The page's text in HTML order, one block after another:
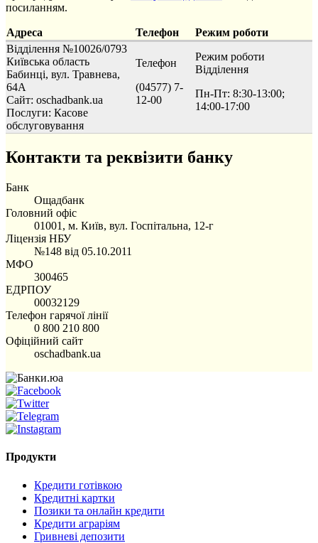
посиланням.
Адреса Телефон
Режим роботи
Відділення №10026/0793
Київська область
Бабинці, вул. Травнева,
64А
Сайт: oschadbank.ua
Послуги: Касове
обслуговування
Телефон
(04577) 7-
12-00
Режим роботи
Відділення
Пн-Пт: 8:30-13:00;
14:00-17:00
Контакти та реквізити банку
Банк
Ощадбанк
Головний офіс
01001, м. Київ, вул. Госпітальна, 12-г
Ліцензія НБУ
№148 від 05.10.2011
МФО
300465
ЕДРПОУ
00032129
Телефон гарячої лінії
0 800 210 800
Офіційний сайт
oschadbank.ua
Продукти
Кредити готівкою
Кредитні картки
Позики та онлайн кредити
Кредити аграріям
Гривневі депозити